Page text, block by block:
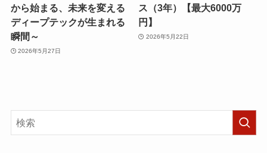
から始まる、未来を変える
ディープテックが生まれる
瞬間～
2026年5月27日
ス（3年）【最大6000万
円】
2026年5月22日